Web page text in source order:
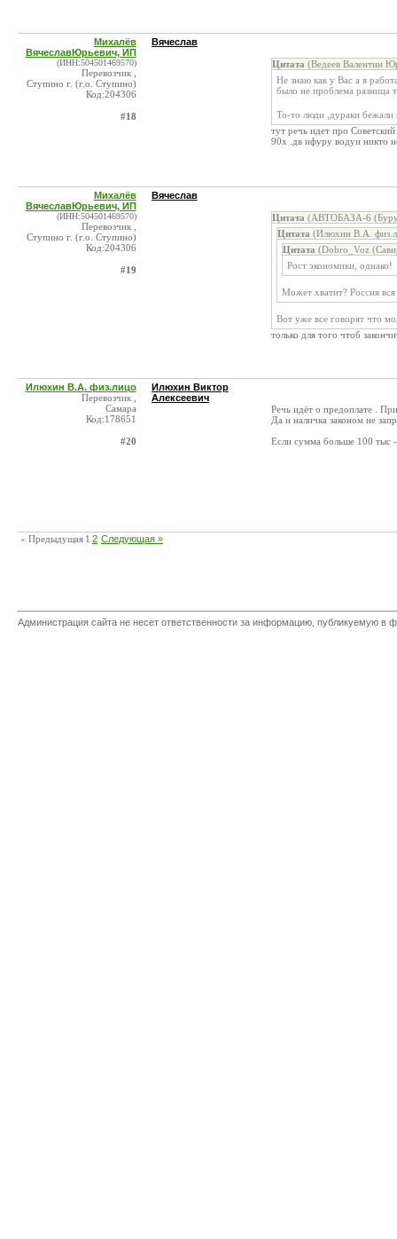
Михалёв
ВячеславЮрьевич, ИП
(ИНН:504501469570)
Перевозчик ,
Ступино г. (г.о. Ступино)
Код:204306
#18
Вячеслав
Цитата (Ведеев Валентин
Не знаю как у Вас а я
было не проблема разница
То-то люди ,дураки бежали
тут речь идет про
90х .дв ифуру водуи никто
Михалёв
ВячеславЮрьевич, ИП
(ИНН:504501469570)
Перевозчик ,
Ступино г. (г.о. Ступино)
Код:204306
#19
Вячеслав
Цитата (АВТОБАЗА-6
Цитата (Илюхин В.А.
Цитата (Dobro_Voz
Рост экономики, однако!
Может хватит? Россия
Вот уже все говорят что
только для того чтоб
Илюхин В.А. физ.лицо
Перевозчик ,
Самара
Код:178651
#20
Илюхин Виктор
Алексеевич
Речь идёт о предоплате .
Да и наличка законом не
Если сумма больше 100 тыс
« Предыдущая 1 2 Следующая »
Администрация сайта не несет ответственности за информацию, публикуемую